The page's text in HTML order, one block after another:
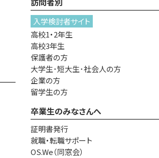
入学検討者サイト
高校1・2年生
高校3年生
保護者の方
大学生･短大生･社会人の方
企業の方
留学生の方
卒業生のみなさんへ
証明書発行
就職・転職サポート
OS.We（同窓会）